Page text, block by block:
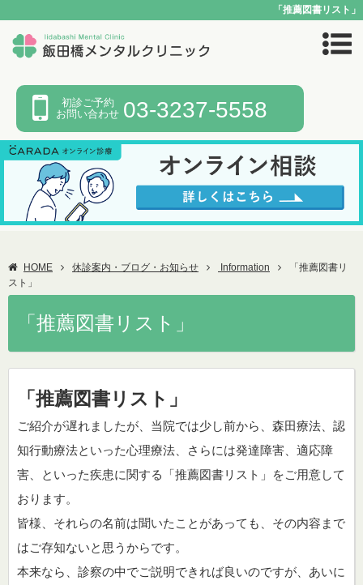
「推薦図書リスト」
初診ご予約
お問い合わせ 03-3237-5558
HOME 休診案内・ブログ・お知らせ Information
「推薦図書リ
スト」
「推薦図書リスト」
「推薦図書リスト」
ご紹介が遅れましたが、当院では少し前から、森田療法、認
知行動療法といった心理療法、さらには発達障害、適応障
害、といった疾患に関する「推薦図書リスト」をご用意して
おります。
皆様、それらの名前は聞いたことがあっても、その内容まで
はご存知ないと思うからです。
本来なら、診察の中でご説明できれば良いのですが、あいに